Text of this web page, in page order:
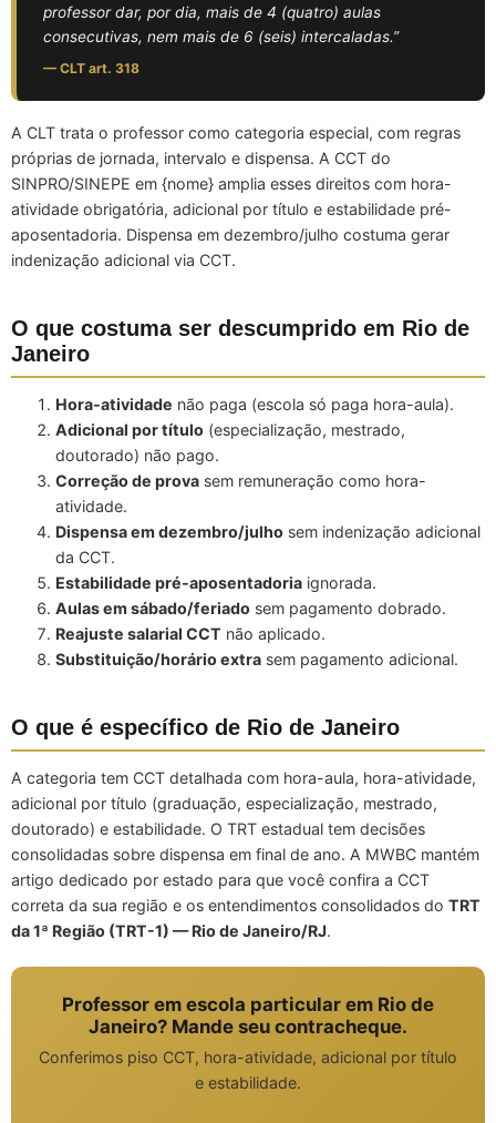
professor dar, por dia, mais de 4 (quatro) aulas
consecutivas, nem mais de 6 (seis) intercaladas.”
— CLT art. 318
A CLT trata o professor como categoria especial, com regras
próprias de jornada, intervalo e dispensa. A CCT do
SINPRO/SINEPE em {nome} amplia esses direitos com hora-
atividade obrigatória, adicional por título e estabilidade pré-
aposentadoria. Dispensa em dezembro/julho costuma gerar
indenização adicional via CCT.
O que costuma ser descumprido em Rio de
Janeiro
Hora-atividade não paga (escola só paga hora-aula).
Adicional por título (especialização, mestrado,
doutorado) não pago.
Correção de prova sem remuneração como hora-
atividade.
Dispensa em dezembro/julho sem indenização adicional
da CCT.
Estabilidade pré-aposentadoria ignorada.
Aulas em sábado/feriado sem pagamento dobrado.
Reajuste salarial CCT não aplicado.
Substituição/horário extra sem pagamento adicional.
O que é específico de Rio de Janeiro
A categoria tem CCT detalhada com hora-aula, hora-atividade,
adicional por título (graduação, especialização, mestrado,
doutorado) e estabilidade. O TRT estadual tem decisões
consolidadas sobre dispensa em final de ano. A MWBC mantém
artigo dedicado por estado para que você confira a CCT
correta da sua região e os entendimentos consolidados do TRT
da 1ª Região (TRT-1) — Rio de Janeiro/RJ.
Professor em escola particular em Rio de
Janeiro? Mande seu contracheque.
Conferimos piso CCT, hora-atividade, adicional por título
e estabilidade.